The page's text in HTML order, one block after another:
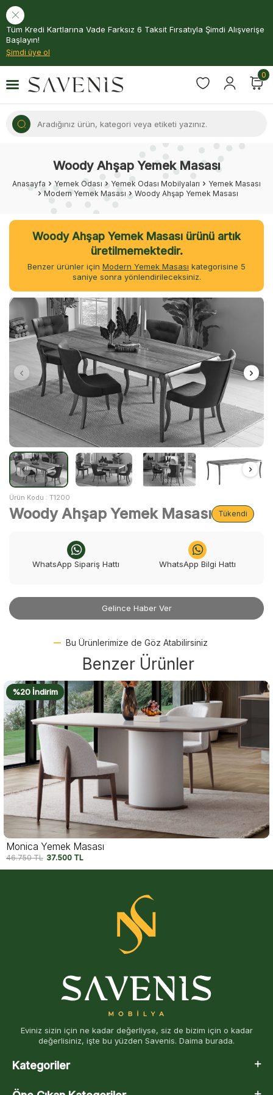
Tüm Kredi Kartlarına Vade Farksız 6 Taksit Fırsatıyla Şimdi Alışverişe
Başlayın!
Şimdi üye ol
0
Woody Ahşap Yemek Masası
Anasayfa Yemek Odası Yemek Odası Mobilyaları
Yemek Masası
Modern Yemek Masası
Woody Ahşap Yemek Masası
Woody Ahşap Yemek Masası ürünü artık
üretilmemektedir.
Benzer ürünler için Modern Yemek Masası kategorisine 5
saniye sonra yönlendirileceksiniz.
Ürün Kodu : T1200
Woody Ahşap Yemek Masası Tükendi
WhatsApp Sipariş Hattı WhatsApp Bilgi Hattı
Gelince Haber Ver
Bu Ürünlerimize de Göz Atabilirsiniz
Benzer Ürünler
%20 İndirim
Monica Yemek Masası
46.750TL 37.500 TL
Eviniz sizin için ne kadar değerliyse, siz de bizim için o kadar
değerlisiniz, işte bu yüzden Savenis. Daima burada.
Kategoriler